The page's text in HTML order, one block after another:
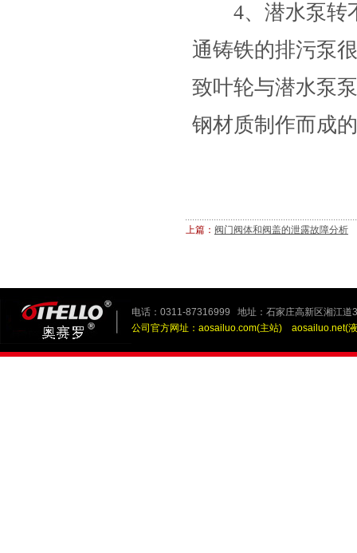
4、潜水泵转不
通铸铁的排污泵
致叶轮与潜水泵
钢材质制作而成
上篇： 阀门阀体和阀盖的泄露故障分析
电话：0311-87316999 地址：石家庄高新区湘江道
公司官方网址： aosailuo.com(主站) aosailuo.net(